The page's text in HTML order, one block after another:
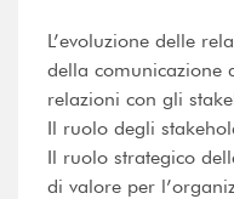
L’evoluzione delle
della comunicazione
relazioni con gli
Il ruolo degli
Il ruolo strategico
di valore per